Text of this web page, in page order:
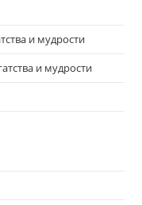
и мудрости
и мудрости